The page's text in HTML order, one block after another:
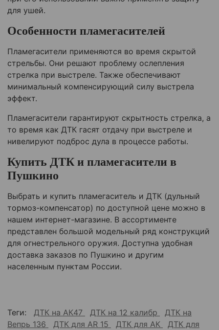
для ушей.
Особенности пламегасителей
Пламегасители применяются во время скрытой
стрельбы. Они решают проблему ослепления
стрелка при выстреле. Также обеспечивают
минимальный компенсирующий силу выстрела
эффект.
Пламегасители гарантируют скрытность стрелка, а
то время как ДТК гасят отдачу при выстреле и
нивелируют подброс дула в процессе работы.
Купить ДТК и пламегасители в
Пушкино
Выбрать и купить пламегаситель и ДТК (дульный
тормоз-компенсатор) по доступной цене можно в
нашем интернет-магазине. В ассортименте
представлен большой модельный ряд конструкций
для огнестрельного оружия. Доступна удобная
доставка заказов по Пушкино и другим
населенным пунктам России.
Теги: ДТК на АК47 ДТК на 12 калибр
ДТК на
Вепрь 136
ДТК для AR 15 ДТК для АК
ДТК для